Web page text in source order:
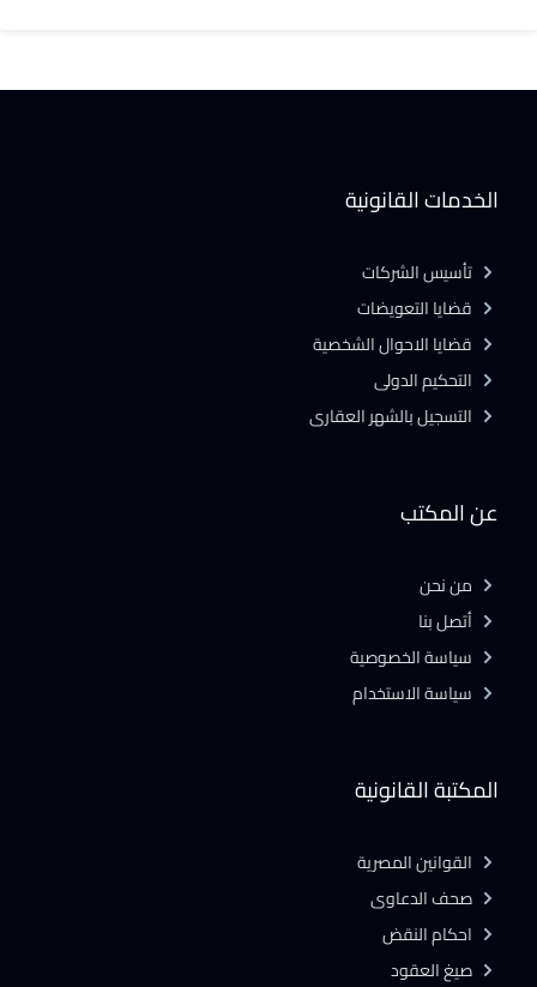
المكتبة القانونية
القوانين المصرية
صحف الدعاوى
احكام النقض
صيغ العقود
عن المكتب
من نحن
أتصل بنا
سياسة الخصوصية
سياسة الاستخدام
الخدمات القانونية
تأسيس الشركات
قضايا التعويضات
قضايا الاحوال الشخصية
التحكيم الدولى
التسجيل بالشهر العقارى